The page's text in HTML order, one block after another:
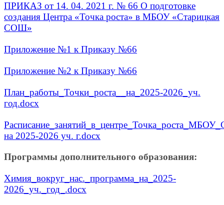
ПРИКАЗ от 14. 04. 2021 г. № 66 О подготовке
создания Центра «Точка роста» в МБОУ «Старицкая
СОШ»
Приложение №1 к Приказу №66
Приложение №2 к Приказу №66
План_работы_Точки_роста__на_2025-2026_уч.
год.docx
на 2025-2026 уч. г.docx
Программы дополнительного образования:
Химия_вокруг_нас._программа_на_2025-
2026_уч._год_.docx